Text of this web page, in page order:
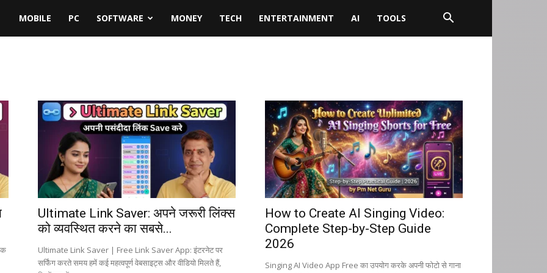
MOBILE PC SOFTWARE MONEY TECH ENTERTAINMENT AI TOOLS
Ultimate Link Saver: अपने जरूरी लिंक्स
को व्यवस्थित करने का सबसे...
Ultimate Link Saver | Free Link Saver App: इंटरनेट पर
सर्फिंग करते समय हमें कई महत्वपूर्ण वेबसाइट्स और वीडियो मिलते हैं,
How to Create AI Singing Video:
Complete Step-by-Step Guide
2026
Singing AI Video App Free का उपयोग करके अपनी फोटो से गाना